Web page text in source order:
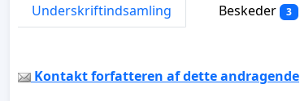
Underskriftindsamling Beskeder 3
Kontakt forfatteren af dette andragende